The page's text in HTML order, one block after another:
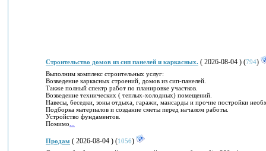
Строительство домов из сип панелей и каркасных. ( 2026-08-04 ) (794)
Выполним комплекс строительных услуг:
Возведение каркасных строений, домов из сип-панелей.
Также полный спектр работ по планировке участков.
Возведение технических ( теплых-холодных) помещений.
Навесы, беседки, зоны отдыха, гаражи, мансарды и прочие постройки
Подборка материалов и создание сметы перед началом работы.
Устройство фундаментов.
Помимо
Продам ( 2026-08-04 ) (1056)